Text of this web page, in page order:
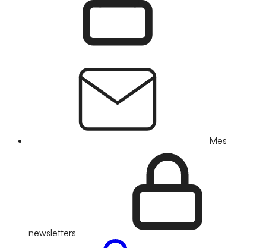
Mes
newsletters